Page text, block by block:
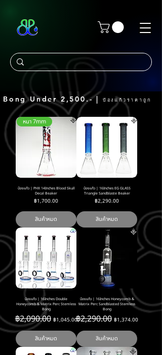
Bong Under 2,500.- | บ้องแก้วราคาถูก
หนา 7mm
บ้องแก้ว | PHX 14Inches Blood Skull
Decal Beaker
ราคา
฿1,700.00
สินค้าหมด
บ้องแก้ว | 16Inches EG GLASS
Triangle Sandblaste Beaker
ราคา
฿2,290.00
สินค้าหมด
บ้องแก้ว | 16Inches Double
Honeycomb & Matrix Perc Stemless
Bong
ราคาปกติ
฿2,090.00 ราคาขายลด
฿1,045.00
สินค้าหมด
บ้องแก้ว | 16Inches Honeycomb &
Matrix Perc Sandblasted Stemless
Bong
ราคาปกติ
฿2,290.00 ราคาขายลด
฿1,374.00
สินค้าหมด